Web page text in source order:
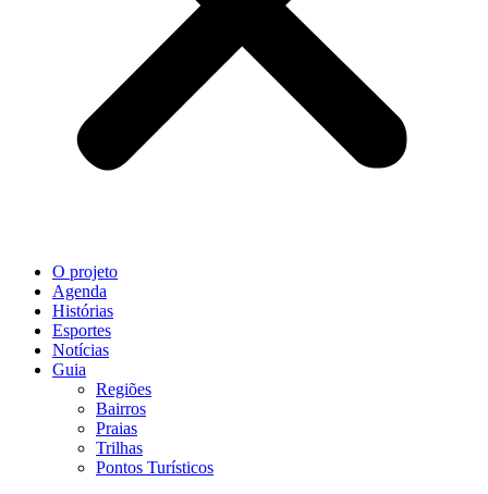
O projeto
Agenda
Histórias
Esportes
Notícias
Guia
Regiões
Bairros
Praias
Trilhas
Pontos Turísticos